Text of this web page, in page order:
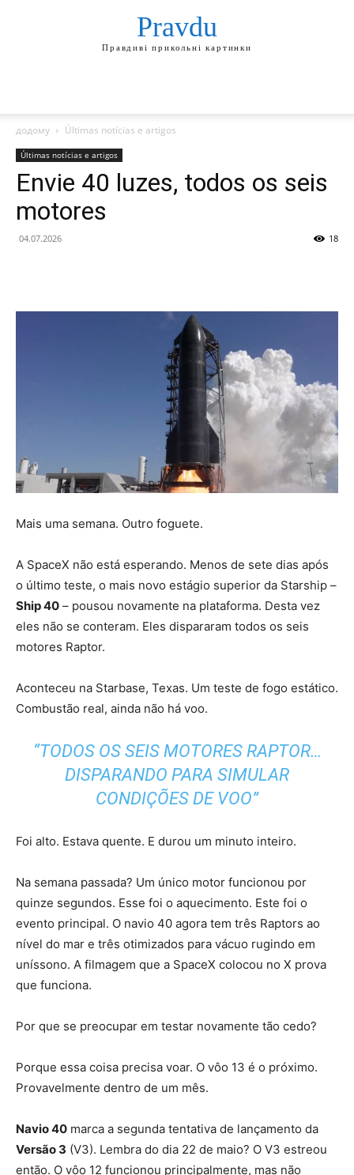
Pravdu
Правдиві прикольні картинки
додому Últimas notícias e artigos
Últimas notícias e artigos
Envie 40 luzes, todos os seis
motores
04.07.2026 18
Mais uma semana. Outro foguete.
A SpaceX não está esperando. Menos de sete dias após
o último teste, o mais novo estágio superior da Starship –
Ship 40 – pousou novamente na plataforma. Desta vez
eles não se conteram. Eles dispararam todos os seis
motores Raptor.
Aconteceu na Starbase, Texas. Um teste de fogo estático.
Combustão real, ainda não há voo.
“TODOS OS SEIS MOTORES RAPTOR…
DISPARANDO PARA SIMULAR
CONDIÇÕES DE VOO”
Foi alto. Estava quente. E durou um minuto inteiro.
Na semana passada? Um único motor funcionou por
quinze segundos. Esse foi o aquecimento. Este foi o
evento principal. O navio 40 agora tem três Raptors ao
nível do mar e três otimizados para vácuo rugindo em
uníssono. A filmagem que a SpaceX colocou no X prova
que funciona.
Por que se preocupar em testar novamente tão cedo?
Porque essa coisa precisa voar. O vôo 13 é o próximo.
Provavelmente dentro de um mês.
Navio 40 marca a segunda tentativa de lançamento da
Versão 3 (V3). Lembra do dia 22 de maio? O V3 estreou
então. O vôo 12 funcionou principalmente, mas não